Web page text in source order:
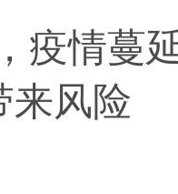
情蔓
来风险